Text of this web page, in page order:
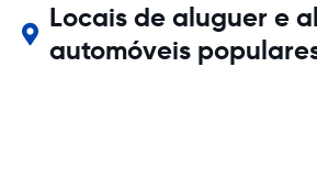
Locais de aluguer e
automóveis